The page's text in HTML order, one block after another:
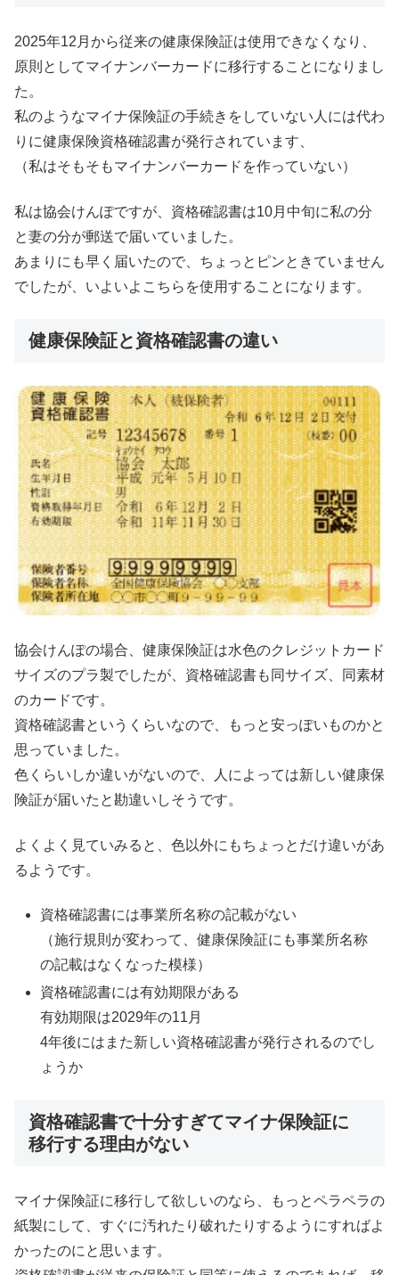
2025年12月から従来の健康保険証は使用できなくなり、
原則としてマイナンバーカードに移行することになりまし
た。
私のようなマイナ保険証の手続きをしていない人には代わ
りに健康保険資格確認書が発行されています、
（私はそもそもマイナンバーカードを作っていない）
私は協会けんぽですが、資格確認書は10月中旬に私の分
と妻の分が郵送で届いていました。
あまりにも早く届いたので、ちょっとピンときていません
でしたが、いよいよこちらを使用することになります。
健康保険証と資格確認書の違い
協会けんぽの場合、健康保険証は水色のクレジットカード
サイズのプラ製でしたが、資格確認書も同サイズ、同素材
のカードです。
資格確認書というくらいなので、もっと安っぽいものかと
思っていました。
色くらいしか違いがないので、人によっては新しい健康保
険証が届いたと勘違いしそうです。
よくよく見ていみると、色以外にもちょっとだけ違いがあ
るようです。
資格確認書には事業所名称の記載がない
（施行規則が変わって、健康保険証にも事業所名称
の記載はなくなった模様）
資格確認書には有効期限がある
有効期限は2029年の11月
4年後にはまた新しい資格確認書が発行されるのでし
ょうか
資格確認書で十分すぎてマイナ保険証に゙
移行する理由がない
マイナ保険証に移行して欲しいのなら、もっとペラペラの
紙製にして、すぐに汚れたり破れたりするようにすればよ
かったのにと思います。